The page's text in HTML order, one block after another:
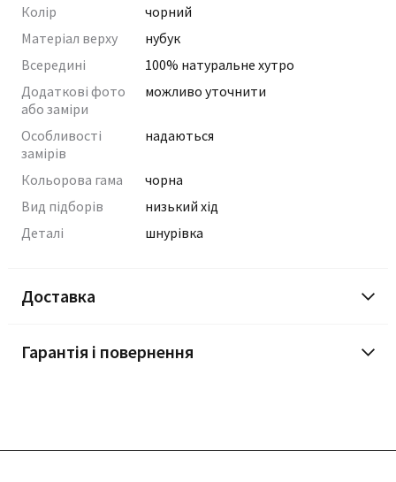
Колір
чорний
Матеріал верху
нубук
Всередині
100% натуральне хутро
Додаткові фото
або заміри
можливо уточнити
Особливості
замірів
надаються
Кольорова гама
чорна
Вид підборів
низький хід
Деталі
шнурівка
Доставка
Гарантія і повернення